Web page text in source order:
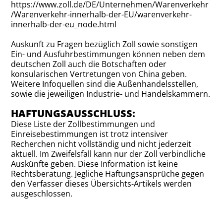
https://www.zoll.de/DE/Unternehmen/Warenverkehr
/Warenverkehr-innerhalb-der-EU/warenverkehr-
innerhalb-der-eu_node.html
Auskunft zu Fragen bezüglich Zoll sowie sonstigen
Ein- und Ausfuhrbestimmungen können neben dem
deutschen Zoll auch die Botschaften oder
konsularischen Vertretungen von China geben.
Weitere Infoquellen sind die Außenhandelsstellen,
sowie die jeweiligen Industrie- und Handelskammern.
HAFTUNGSAUSSCHLUSS:
Diese Liste der Zollbestimmungen und
Einreisebestimmungen ist trotz intensiver
Recherchen nicht vollständig und nicht jederzeit
aktuell. Im Zweifelsfall kann nur der Zoll verbindliche
Auskünfte geben. Diese Information ist keine
Rechtsberatung. Jegliche Haftungsansprüche gegen
den Verfasser dieses Übersichts-Artikels werden
ausgeschlossen.